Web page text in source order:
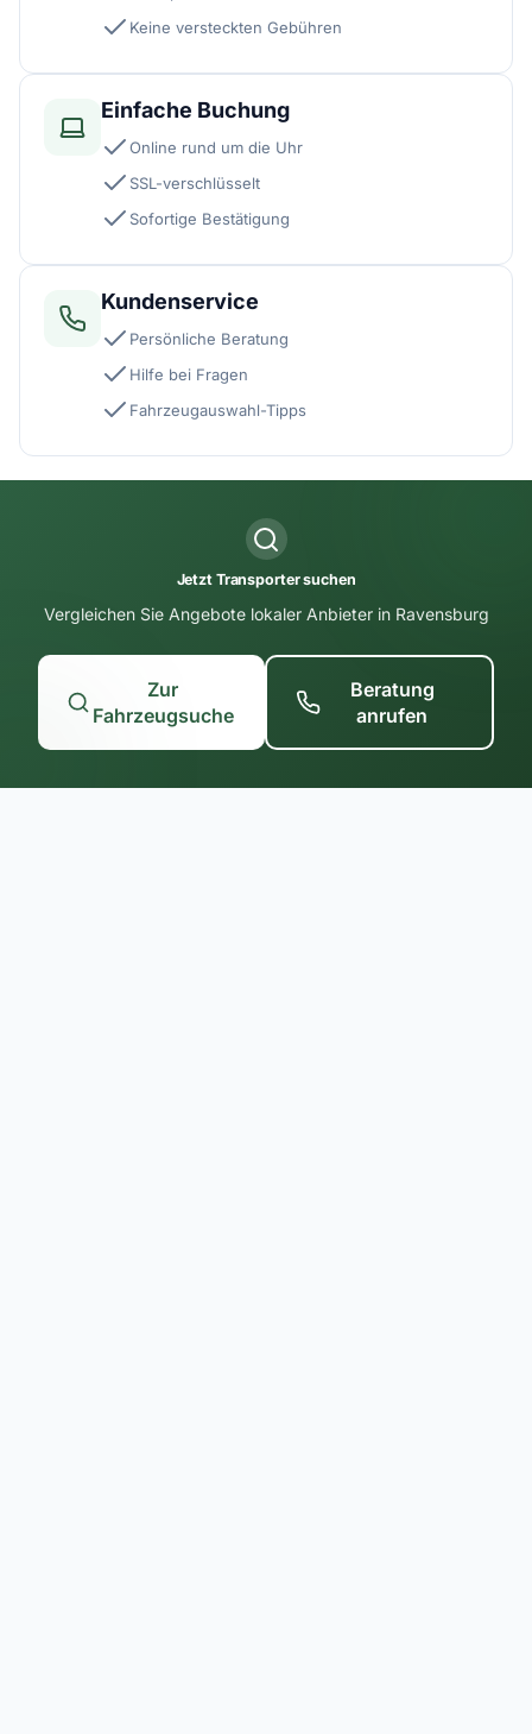
Keine versteckten Gebühren
Einfache Buchung
Online rund um die Uhr
SSL-verschlüsselt
Sofortige Bestätigung
Kundenservice
Persönliche Beratung
Hilfe bei Fragen
Fahrzeugauswahl-Tipps
Jetzt Transporter suchen
Vergleichen Sie Angebote lokaler Anbieter in Ravensburg
Zur
Fahrzeugsuche
Beratung
anrufen